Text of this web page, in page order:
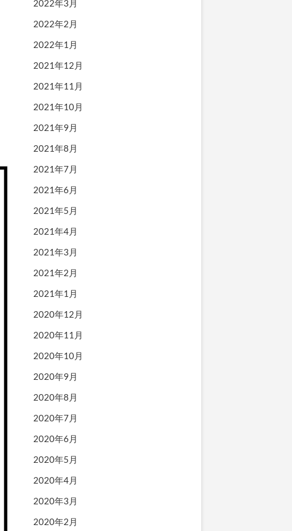
2022年3月
2022年2月
2022年1月
2021年12月
2021年11月
2021年10月
2021年9月
2021年8月
2021年7月
2021年6月
2021年5月
2021年4月
2021年3月
2021年2月
2021年1月
2020年12月
2020年11月
2020年10月
2020年9月
2020年8月
2020年7月
2020年6月
2020年5月
2020年4月
2020年3月
2020年2月